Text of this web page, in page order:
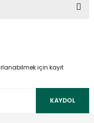
için kayıt
KAYDOL